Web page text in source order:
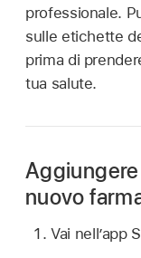
professionale.
sulle etichette
prima di
tua salute.
nuovo
Vai nell’app